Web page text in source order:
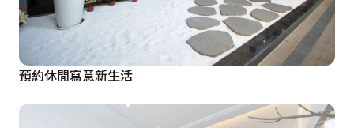
預約休閒寫意新生活